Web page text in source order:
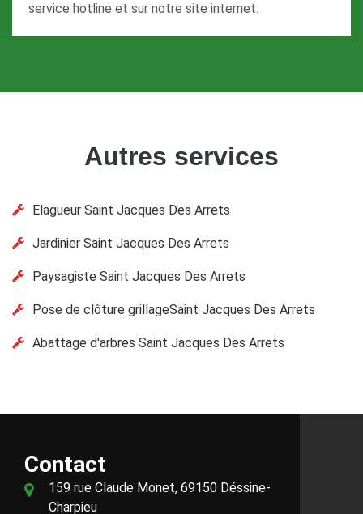
service hotline et sur notre site internet.
Autres services
Elagueur Saint Jacques Des Arrets
Jardinier Saint Jacques Des Arrets
Paysagiste Saint Jacques Des Arrets
Pose de clôture grillageSaint Jacques Des Arrets
Abattage d'arbres Saint Jacques Des Arrets
Contact
159 rue Claude Monet, 69150 Déssine-
Charpieu